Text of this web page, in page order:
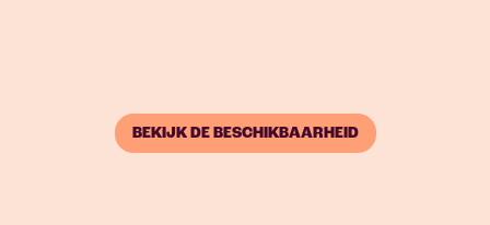
BEKIJK DE BESCHIKBAARHEID